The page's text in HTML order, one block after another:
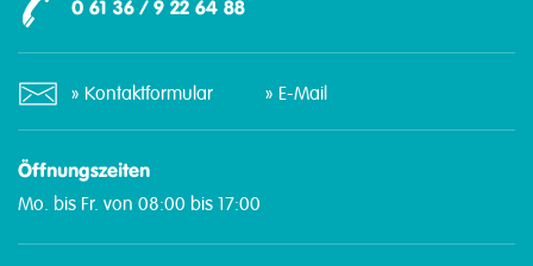
0 61 36 / 9 22 64 88
Kontaktformular E-Mail
Öffnungszeiten
Mo. bis Fr. von 08:00 bis 17:00